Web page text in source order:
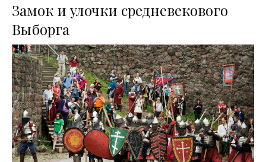
Замок и улочки средневекового
Выборга